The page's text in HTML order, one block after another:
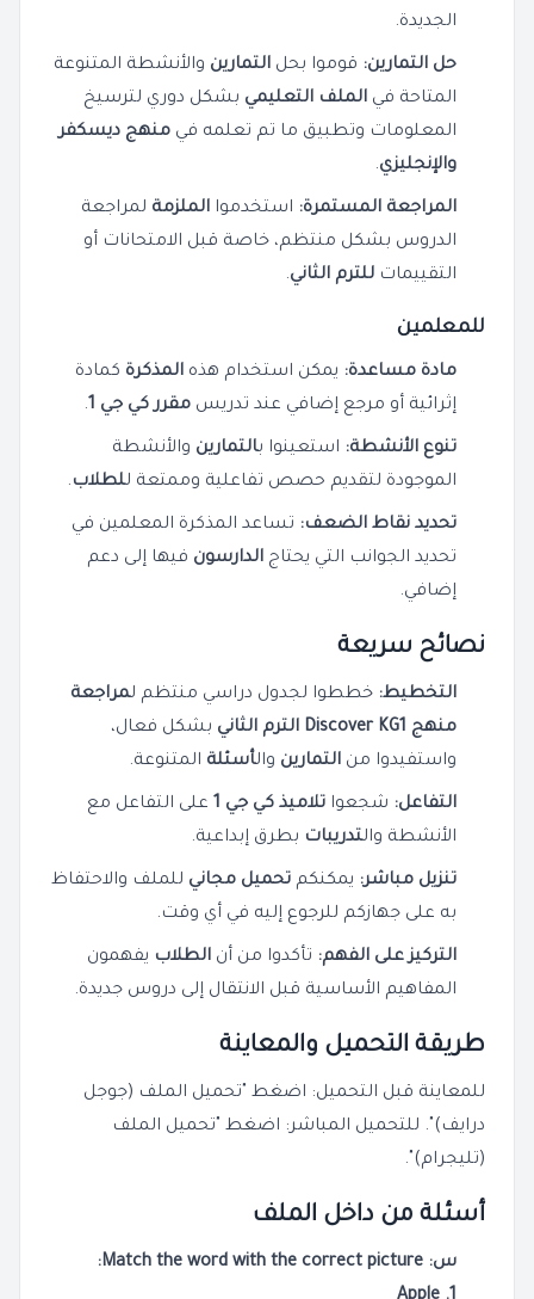
الجديدة.
حل التمارين: قوموا بحل التمارين والأنشطة المتنوعة
المتاحة في الملف التعليمي بشكل دوري لترسيخ
المعلومات وتطبيق ما تم تعلمه في منهج ديسكفر
والإنجليزي.
المراجعة المستمرة: استخدموا الملزمة لمراجعة
الدروس بشكل منتظم، خاصة قبل الامتحانات أو
التقييمات للترم الثاني.
للمعلمين
مادة مساعدة: يمكن استخدام هذه المذكرة كمادة
إثرائية أو مرجع إضافي عند تدريس مقرر كي جي 1 .
تنوع الأنشطة: استعينوا بالتمارين والأنشطة
الموجودة لتقديم حصص تفاعلية وممتعة للطلاب.
تحديد نقاط الضعف: تساعد المذكرة المعلمين في
تحديد الجوانب التي يحتاج الدارسون فيها إلى دعم
إضافي.
نصائح سريعة
التخطيط: خططوا لجدول دراسي منتظم لمراجعة
منهج Discover KG1 الترم الثاني
بشكل فعال،
واستفيدوا من التمارين والأسئلة المتنوعة.
التفاعل: شجعوا تلاميذ كي جي 1
على التفاعل مع
الأنشطة والتدريبات بطرق إبداعية.
تنزيل مباشر: يمكنكم تحميل مجاني للملف والاحتفاظ
به على جهازكم للرجوع إليه في أي وقت.
التركيز على الفهم: تأكدوا من أن الطلاب يفهمون
المفاهيم الأساسية قبل الانتقال إلى دروس جديدة.
طريقة التحميل والمعاينة
للمعاينة قبل التحميل: اضغط "تحميل الملف (جوجل
درايف)". للتحميل المباشر: اضغط "تحميل الملف
(تليجرام)".
أسئلة من داخل الملف
س: Match the word with the correct picture: